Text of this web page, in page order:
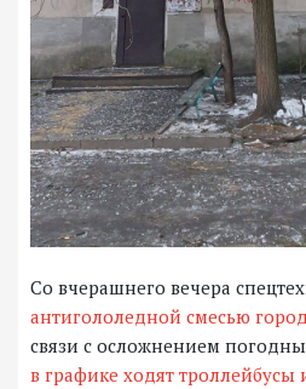
Со вчерашнего вечера
антигололедной смесью
связи с осложнением
в графике ходят троллейбусы